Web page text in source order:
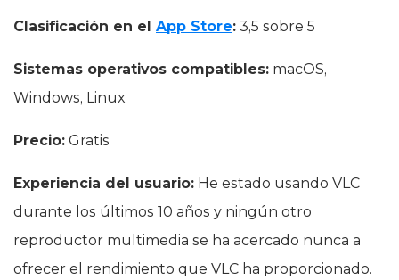
Clasificación en el App Store: 3,5 sobre 5
Sistemas operativos compatibles: macOS,
Windows, Linux
Precio: Gratis
Experiencia del usuario: He estado usando VLC
durante los últimos 10 años y ningún otro
reproductor multimedia se ha acercado nunca a
ofrecer el rendimiento que VLC ha proporcionado.